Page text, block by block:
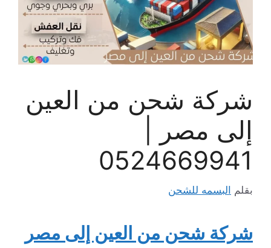
شركة شحن من العين
إلى مصر |
0524669941
بقلم البسمه للشحن
شركة شحن من العين إلى مصر